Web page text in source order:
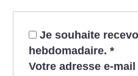
Je souhaite
hebdomadaire. *
Votre adresse e-mail